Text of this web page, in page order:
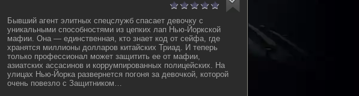
Бывший агент элитных спецслужб спасает девочку с
уникальными способностями из цепких лап Нью-Йоркской
мафии. Она — единственная, кто знает код от сейфа, где
хранятся миллионы долларов китайских Триад. И теперь
только профессионал может защитить ее от мафии,
азиатских ассасинов и коррумпированных полицейских. На
улицах Нью-Йорка развернется погоня за девочкой, которой
очень повезло с Защитником…